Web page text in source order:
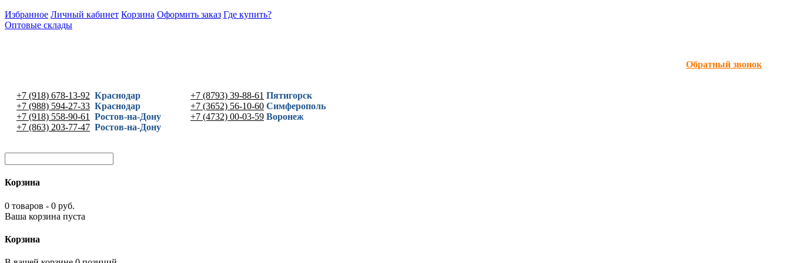
Избранное Личный кабинет Корзина Оформить заказ Где купить?
Оптовые склады
Обратный звонок
+7 (918) 678-13-92 Краснодар
+7 (988) 594-27-33 Краснодар
+7 (918) 558-90-61
Ростов-на-Дону
+7 (863) 203-77-47 Ростов-на-Дону
+7 (8793) 39-88-61 Пятигорск
+7 (3652) 56-10-60 Симферополь
+7 (4732) 00-03-59 Воронеж
Корзина
0 товаров - 0 руб.
Ваша корзина пуста
Корзина